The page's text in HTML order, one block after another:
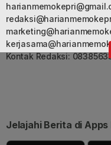
Kontak Redaksi:
Jelajahi Berita di Apps